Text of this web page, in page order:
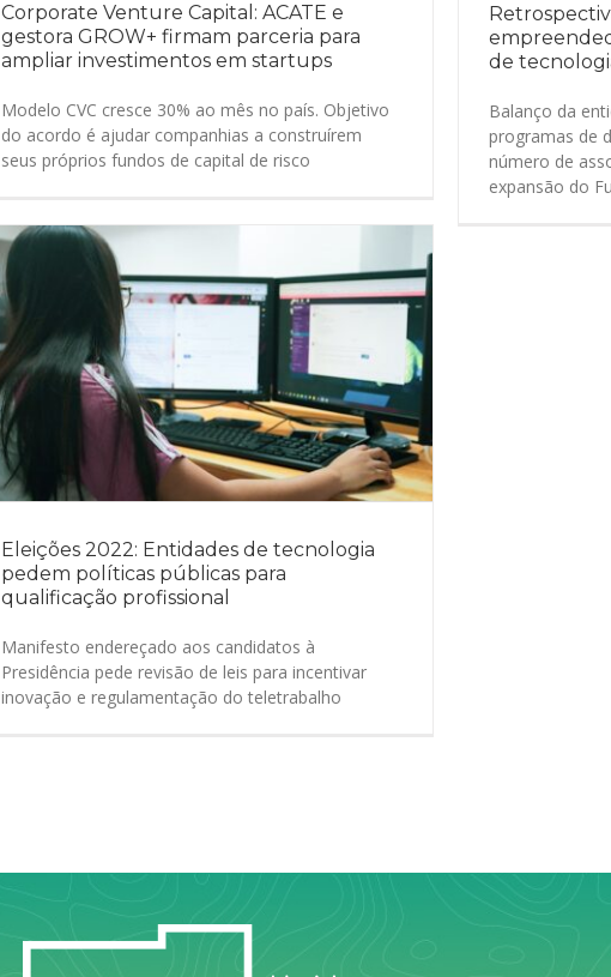
de
Balanço da
programas de
número de
expansão do
Corporate Venture Capital: ACATE e
gestora GROW+ firmam parceria para
ampliar investimentos em startups
Modelo CVC cresce 30% ao mês no país. Objetivo
do acordo é ajudar companhias a construírem
seus próprios fundos de capital de risco
Eleições 2022: Entidades de tecnologia
pedem políticas públicas para
qualificação profissional
Manifesto endereçado aos candidatos à
Presidência pede revisão de leis para incentivar
inovação e regulamentação do teletrabalho